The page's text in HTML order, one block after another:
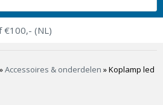
€100,- (NL)
»Accessoires & onderdelen »Koplamp led